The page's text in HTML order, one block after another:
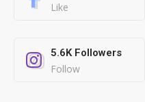
Like
5.6K Followers
Follow